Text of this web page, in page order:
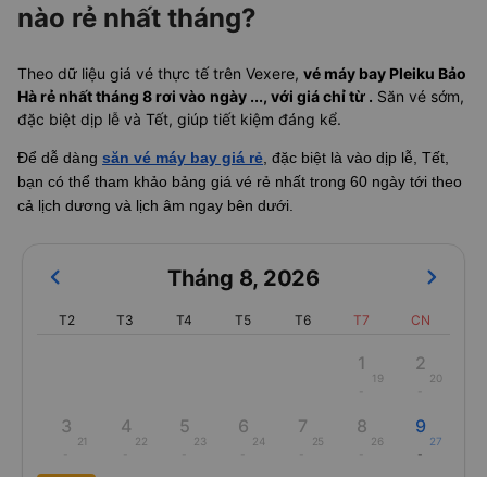
nào rẻ nhất tháng?
Theo dữ liệu giá vé thực tế trên Vexere, vé máy bay Pleiku Bảo
Hà rẻ nhất tháng 8 rơi vào ngày ..., với giá chỉ từ . Săn vé sớm,
đặc biệt dịp lễ và Tết, giúp tiết kiệm đáng kể.
Để dễ dàng săn vé máy bay giá rẻ , đặc biệt là vào dịp lễ, Tết,
bạn có thể tham khảo bảng giá vé rẻ nhất trong 60 ngày tới theo
cả lịch dương và lịch âm ngay bên dưới.
Tháng 8, 2026
T2 T3 T4 T5 T6 T7 CN
1
19
2
20
3
21
4
22
5
23
6
24
7
25
8
26
9
27
-